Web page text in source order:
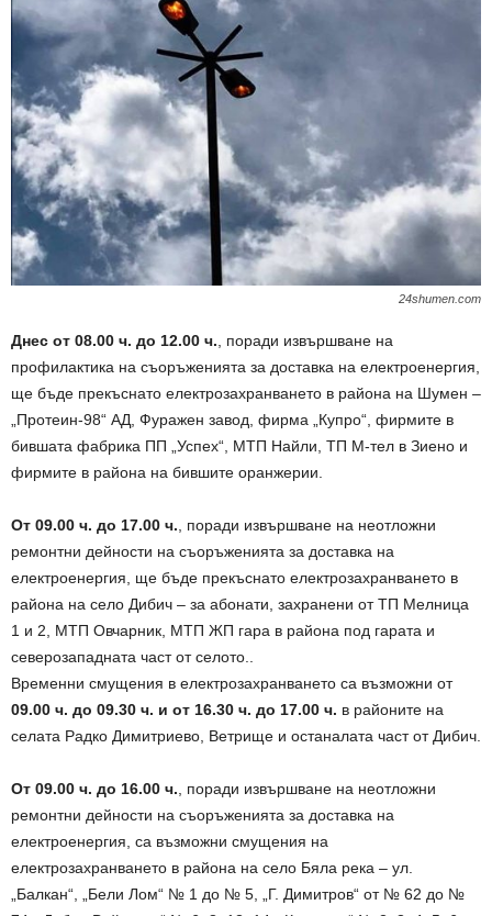
24shumen.com
Днес от 08.00 ч. до 12.00 ч. , поради извършване на
профилактика на съоръженията за доставка на електроенергия,
ще бъде прекъснато електрозахранването в района на Шумен –
„Протеин-98“ АД, Фуражен завод, фирма „Купро“, фирмите в
бившата фабрика ПП „Успех“, МТП Найли, ТП М-тел в Зиено и
фирмите в района на бившите оранжерии.
От 09.00 ч. до 17.00 ч. , поради извършване на неотложни
ремонтни дейности на съоръженията за доставка на
електроенергия, ще бъде прекъснато електрозахранването в
района на село Дибич – за абонати, захранени от ТП Мелница
1 и 2, МТП Овчарник, МТП ЖП гара в района под гарата и
северозападната част от селото..
Временни смущения в електрозахранването са възможни от
09.00 ч. до 09.30 ч. и от 16.30 ч. до 17.00 ч. в районите на
селата Радко Димитриево, Ветрище и останалата част от Дибич.
От 09.00 ч. до 16.00 ч. , поради извършване на неотложни
ремонтни дейности на съоръженията за доставка на
електроенергия, са възможни смущения на
електрозахранването в района на село Бяла река – ул.
„Балкан“, „Бели Лом“ № 1 до № 5, „Г. Димитров“ от № 62 до №